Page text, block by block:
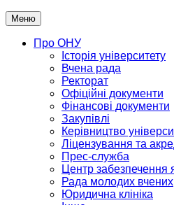
Меню
Про ОНУ
Історія університету
Вчена рада
Ректорат
Офіційні документи
Фінансові документи
Закупівлі
Керівництво
Ліцензування та
Прес-служба
Центр забезпечення
Рада молодих вчених
Юридична клініка